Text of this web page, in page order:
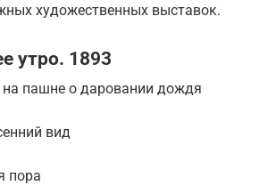
художественных выставок.
утро. 1893
пашне о даровании дождя
вид
пора